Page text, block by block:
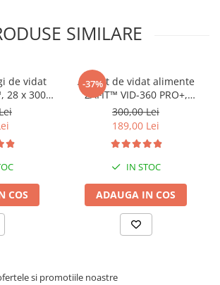
SIMILARE
de vidat
28 x 300
de vidat
vide,
de
COS
-37%
Aparat de vidat alimente
ZAFIT™ VID-360 PRO+,
Furtun vidare sticle si
caserole, 30 cm bara de
lipire, 5 pungi incluse,
Negru/Inox
300,00 Lei
189,00 Lei
IN STOC
ADAUGA IN COS
si promotiile noastre